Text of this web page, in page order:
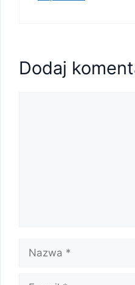
Dodaj
Nazwa